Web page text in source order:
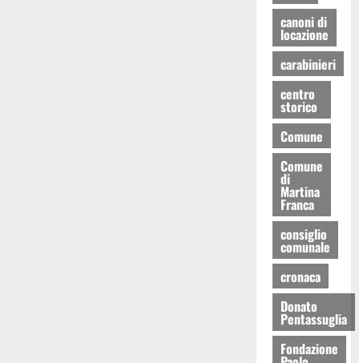
canoni di
locazione
carabinieri
centro
storico
Comune
Comune
di
Martina
Franca
consiglio
comunale
cronaca
Donato
Pentassuglia
Fondazione